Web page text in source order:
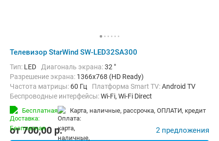
Телевизор StarWind SW-LED32SA300
Тип: LED Диагональ экрана:32 "
Разрешение экрана: 1366x768 (HD Ready)
Частота матрицы: 60 Гц Платформа Smart TV:Android TV
Беспроводные интерфейсы:Wi-Fi, Wi-Fi Direct
Бесплатная карта, наличные, рассрочка, ОПЛАТИ, кредит
от700,00 p. 2 предложения